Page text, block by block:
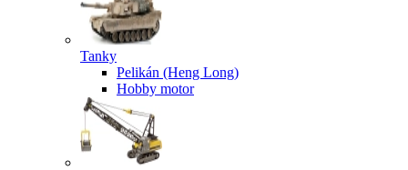
Tanky
Pelikán (Heng Long)
Hobby motor